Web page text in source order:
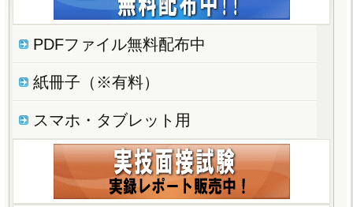
PDFファイル無料配布中
紙冊子（※有料）
スマホ・タブレット用